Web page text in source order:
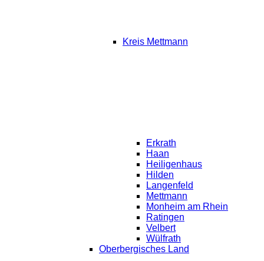
Kreis Mettmann
Erkrath
Haan
Heiligenhaus
Hilden
Langenfeld
Mettmann
Monheim am Rhein
Ratingen
Velbert
Wülfrath
Oberbergisches Land